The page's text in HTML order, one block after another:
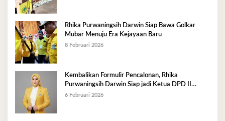
Rhika Purwaningsih Darwin Siap Bawa Golkar
Mubar Menuju Era Kejayaan Baru
8 Februari 2026
Kembalikan Formulir Pencalonan, Rhika
Purwaningsih Darwin Siap jadi Ketua DPD II
Golkar Mubar
6 Februari 2026